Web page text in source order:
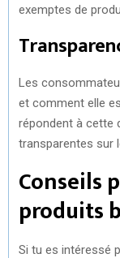
exemptes de
Les
et comment elle
répondent à cette
transparentes sur
Conseils
produits
Si tu es intéressé